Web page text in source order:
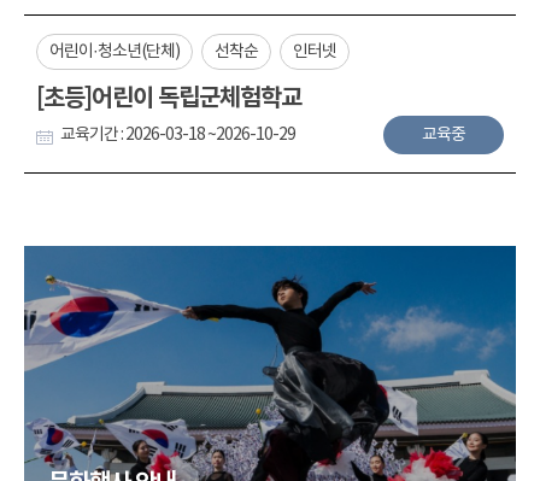
어린이·청소년(단체) 선착순 인터넷
[초등]어린이 독립군체험학교
교육기간 : 2026-03-18 ~2026-10-29 교육중